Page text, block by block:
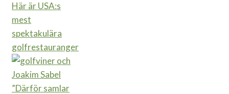
Här är USA:s
mest
spektakulära
golfrestauranger
”Därför samlar